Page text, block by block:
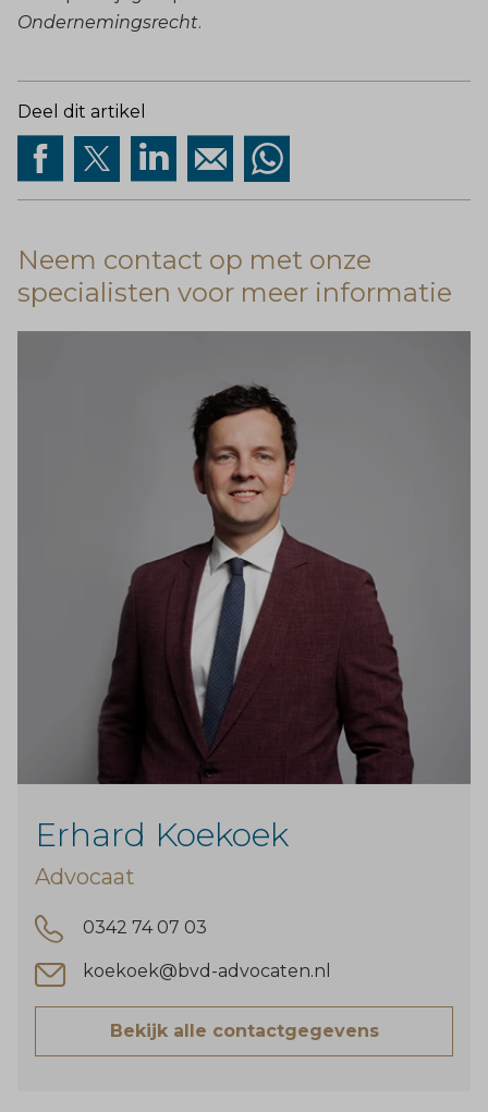
Ondernemingsrecht.
Deel dit artikel
Neem contact op met onze
specialisten voor meer informatie
Erhard Koekoek
Advocaat
0342 74 07 03
koekoek@bvd-advocaten.nl
Bekijk alle contactgegevens